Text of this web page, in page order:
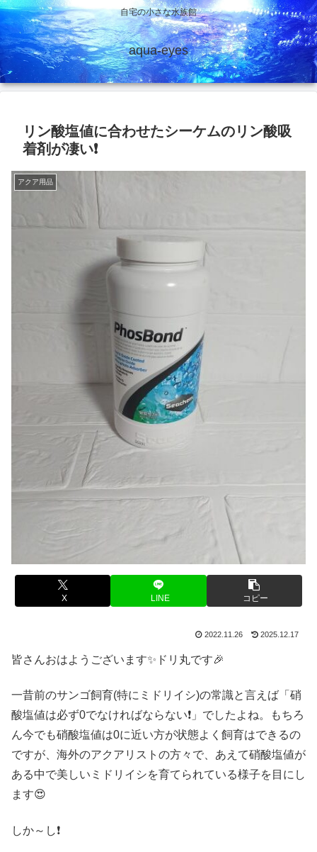
自宅の小さな水族館
aqua-eyes
リン酸塩値に合わせたシーケムのリン酸吸
着剤が凄い❗
アクア用品
X LINE コピー
2022.11.26 2025.12.17
皆さんおはようございます✨ドリ丸です🎉
一昔前のサンゴ飼育(特にミドリイシ)の常識と言えば「硝
酸塩値は必ず0でなければならない❗」でしたよね。もちろ
ん今でも硝酸塩値は0に近い方が状態よく飼育はできるの
ですが、海外のアクアリストの方々で、あえて硝酸塩値が
ある中で美しいミドリイシを育てられている様子を目にし
ます😍
しか～し❗